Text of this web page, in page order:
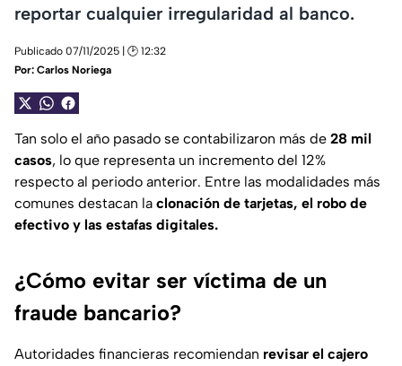
reportar cualquier irregularidad al banco.
Publicado 07/11/2025 | 🕑 12:32
Por: Carlos Noriega
Tan solo el año pasado se contabilizaron más de 28 mil
casos, lo que representa un incremento del 12%
respecto al periodo anterior. Entre las modalidades más
comunes destacan la clonación de tarjetas, el robo de
efectivo y las estafas digitales.
¿Cómo evitar ser víctima de un
fraude bancario?
Autoridades financieras recomiendan revisar el cajero